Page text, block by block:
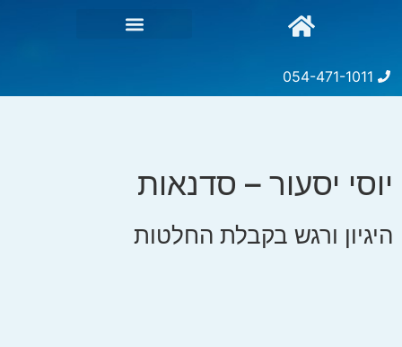
054-471-1011
יוסי יסעור – סדנאות
היגיון ורגש בקבלת החלטות